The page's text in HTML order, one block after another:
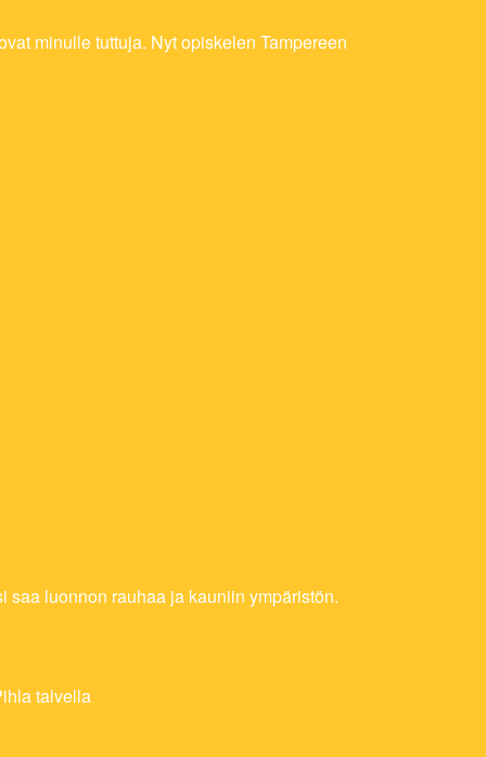
minulle tuttuja. Nyt opiskelen Tampereen
luonnon rauhaa ja kauniin ympäristön.